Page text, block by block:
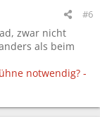
#6
zwar nicht
als beim
notwendig? -